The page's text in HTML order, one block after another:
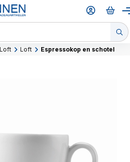
Loft Loft Espressokop en schotel